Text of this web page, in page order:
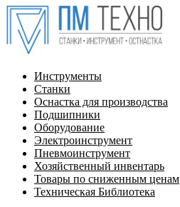
Инструменты
Станки
Оснастка для производства
Подшипники
Оборудование
Электроинструмент
Пневмоинструмент
Хозяйственный инвентарь
Товары по сниженным ценам
Техническая Библиотека